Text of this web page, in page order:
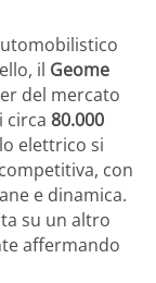
il Geome
del mercato
circa 80.000
elettrico si
con
e dinamica.
su un altro
affermando